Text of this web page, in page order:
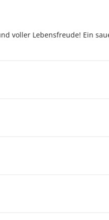
voller Lebensfreude! Ein